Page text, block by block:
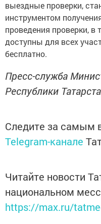
выездные проверки,
инструментом
проведения проверки,
доступны для всех
бесплатно.
Пресс-служба
Республики
Следите за самым
Telegram-канале
Читайте новости
национальном
https://max.ru/